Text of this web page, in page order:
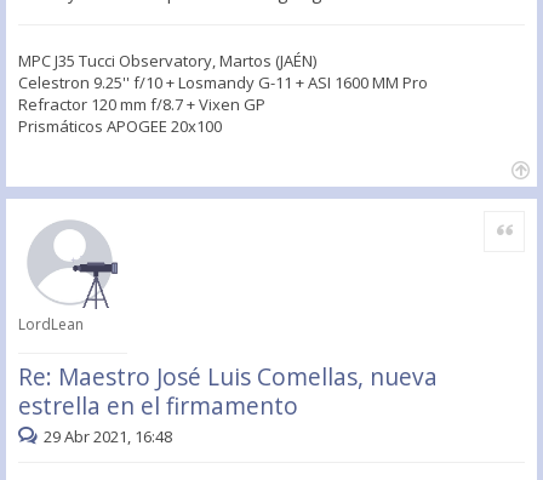
MPC J35 Tucci Observatory, Martos (JAÉN)
Celestron 9.25'' f/10 + Losmandy G-11 + ASI 1600 MM Pro
Refractor 120 mm f/8.7 + Vixen GP
Prismáticos APOGEE 20x100
LordLean
Re: Maestro José Luis Comellas, nueva
estrella en el firmamento
Citar
29 Abr 2021, 16:48